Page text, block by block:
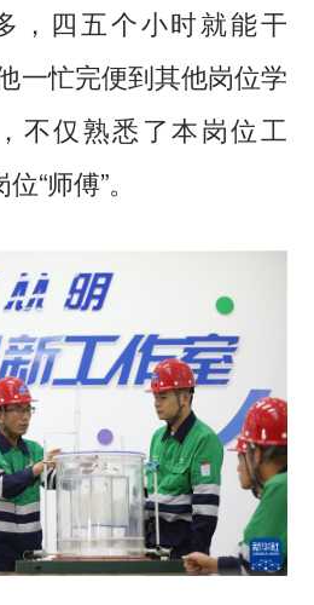
四五个小时就能干
一忙完便到其他岗位学
不仅熟悉了本岗位工
“师傅”。